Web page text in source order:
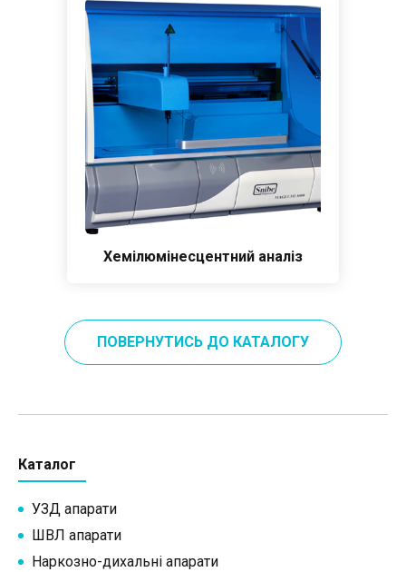
Хемілюмінесцентний аналіз
ПОВЕРНУТИСЬ ДО КАТАЛОГУ
Каталог
УЗД апарати
ШВЛ апарати
Наркозно-дихальні апарати